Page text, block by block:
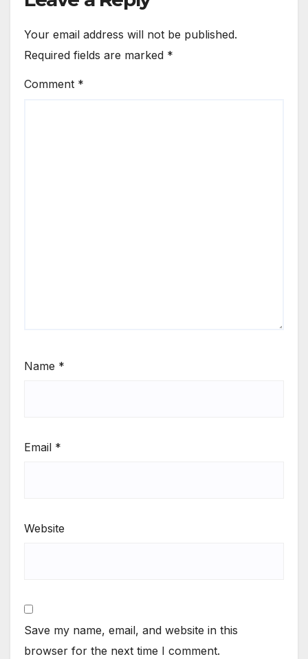
Your email address will not be published.
Required fields are marked *
Comment *
Name *
Email *
Website
Save my name, email, and website in this
browser for the next time I comment.